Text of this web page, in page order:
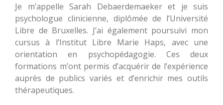
Je m’appelle Sarah Debaerdemaeker et je suis
psychologue clinicienne, diplômée de l’Université
Libre de Bruxelles. J’ai également poursuivi mon
cursus à l’Institut Libre Marie Haps, avec une
orientation en psychopédagogie. Ces deux
formations m’ont permis d’acquérir de l’expérience
auprès de publics variés et d’enrichir mes outils
thérapeutiques.